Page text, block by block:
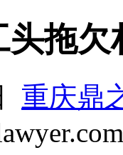
拖欠
重庆鼎